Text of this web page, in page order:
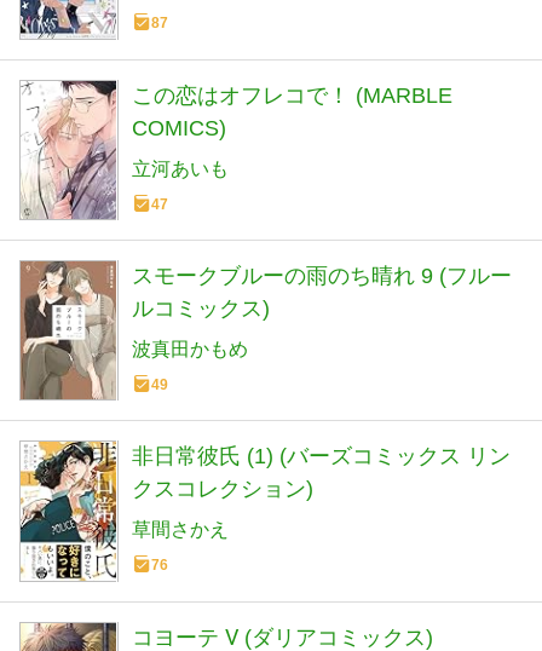
87
この恋はオフレコで！ (MARBLE
COMICS)
立河あいも
47
スモークブルーの雨のち晴れ 9 (フルー
ルコミックス)
波真田かもめ
49
非日常彼氏 (1) (バーズコミックス リン
クスコレクション)
草間さかえ
76
コヨーテ Ⅴ (ダリアコミックス)